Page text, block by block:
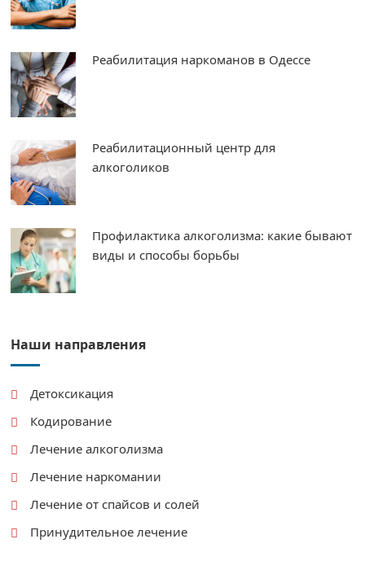
Реабилитация наркоманов в Одессе
Реабилитационный центр для
алкоголиков
Профилактика алкоголизма: какие бывают
виды и способы борьбы
Наши направления
Детоксикация
Кодирование
Лечение алкоголизма
Лечение наркомании
Лечение от спайсов и солей
Принудительное лечение